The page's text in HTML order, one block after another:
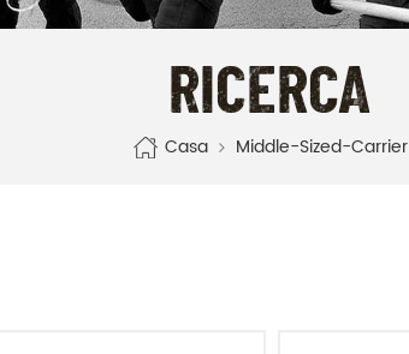
RICERCA
Casa Middle-Sized-Carrier